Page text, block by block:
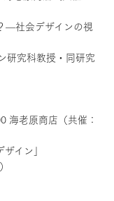
—社会デザインの視
研究科教授・同研究
老原商店（共催：
イン」